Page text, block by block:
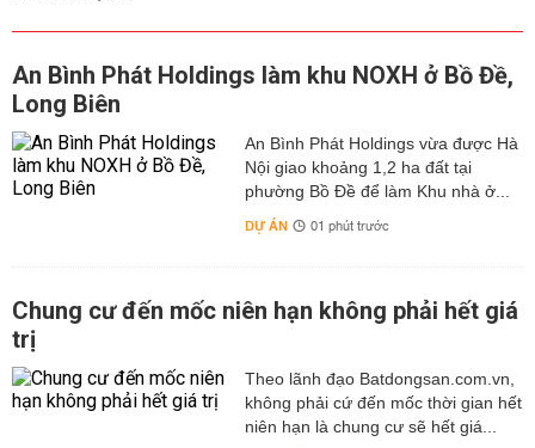
An Bình Phát Holdings làm khu NOXH ở Bồ Đề,
Long Biên
An Bình Phát Holdings vừa được Hà
Nội giao khoảng 1,2 ha đất tại
phường Bồ Đề để làm Khu nhà ở...
DỰ ÁN 01 phút trước
Chung cư đến mốc niên hạn không phải hết giá
trị
Theo lãnh đạo Batdongsan.com.vn,
không phải cứ đến mốc thời gian hết
niên hạn là chung cư sẽ hết giá...